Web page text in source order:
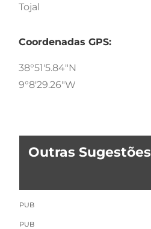
Tojal
Coordenadas GPS:
38°51'5.84"N
9°8'29.26"W
Outras Sugestões
PUB
PUB